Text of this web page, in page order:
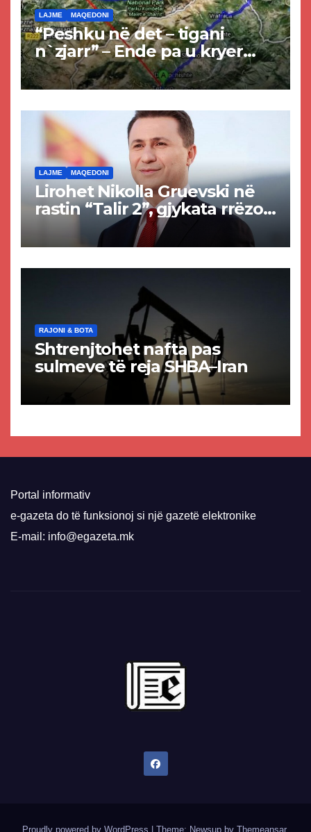
LAJME MAQEDONI
“Peshku në det – tigani
n`zjarr” – Ende pa u kryer
projekti i tunelit, komuna e
Tetovës nis punimet për
LAJME MAQEDONI
Lirohet Nikolla Gruevski në
rastin “Talir 2”, gjykata rrëzon
akuzat për ndërtimin e
paligjshëm të selisë së
RAJONI & BOTA
Shtrenjtohet nafta pas
sulmeve të reja SHBA–Iran
Portal informativ
e-gazeta do të funksionoj si një gazetë elektronike
E-mail: info@egazeta.mk
Proudly powered by WordPress Theme: Newsup by Themeansar.